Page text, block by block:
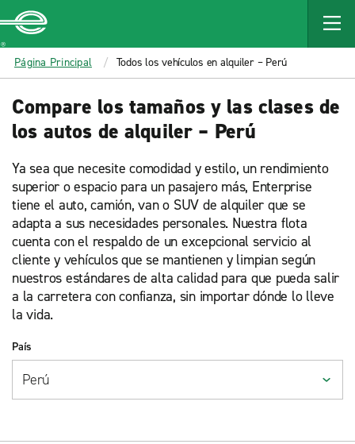
MAIN
CONTENT
Enterprise
Página Principal Todos los vehículos en alquiler – Perú
Compare los tamaños y las clases de
los autos de alquiler – Perú
Ya sea que necesite comodidad y estilo, un rendimiento
superior o espacio para un pasajero más, Enterprise
tiene el auto, camión, van o SUV de alquiler que se
adapta a sus necesidades personales. Nuestra flota
cuenta con el respaldo de un excepcional servicio al
cliente y vehículos que se mantienen y limpian según
nuestros estándares de alta calidad para que pueda salir
a la carretera con confianza, sin importar dónde lo lleve
la vida.
País